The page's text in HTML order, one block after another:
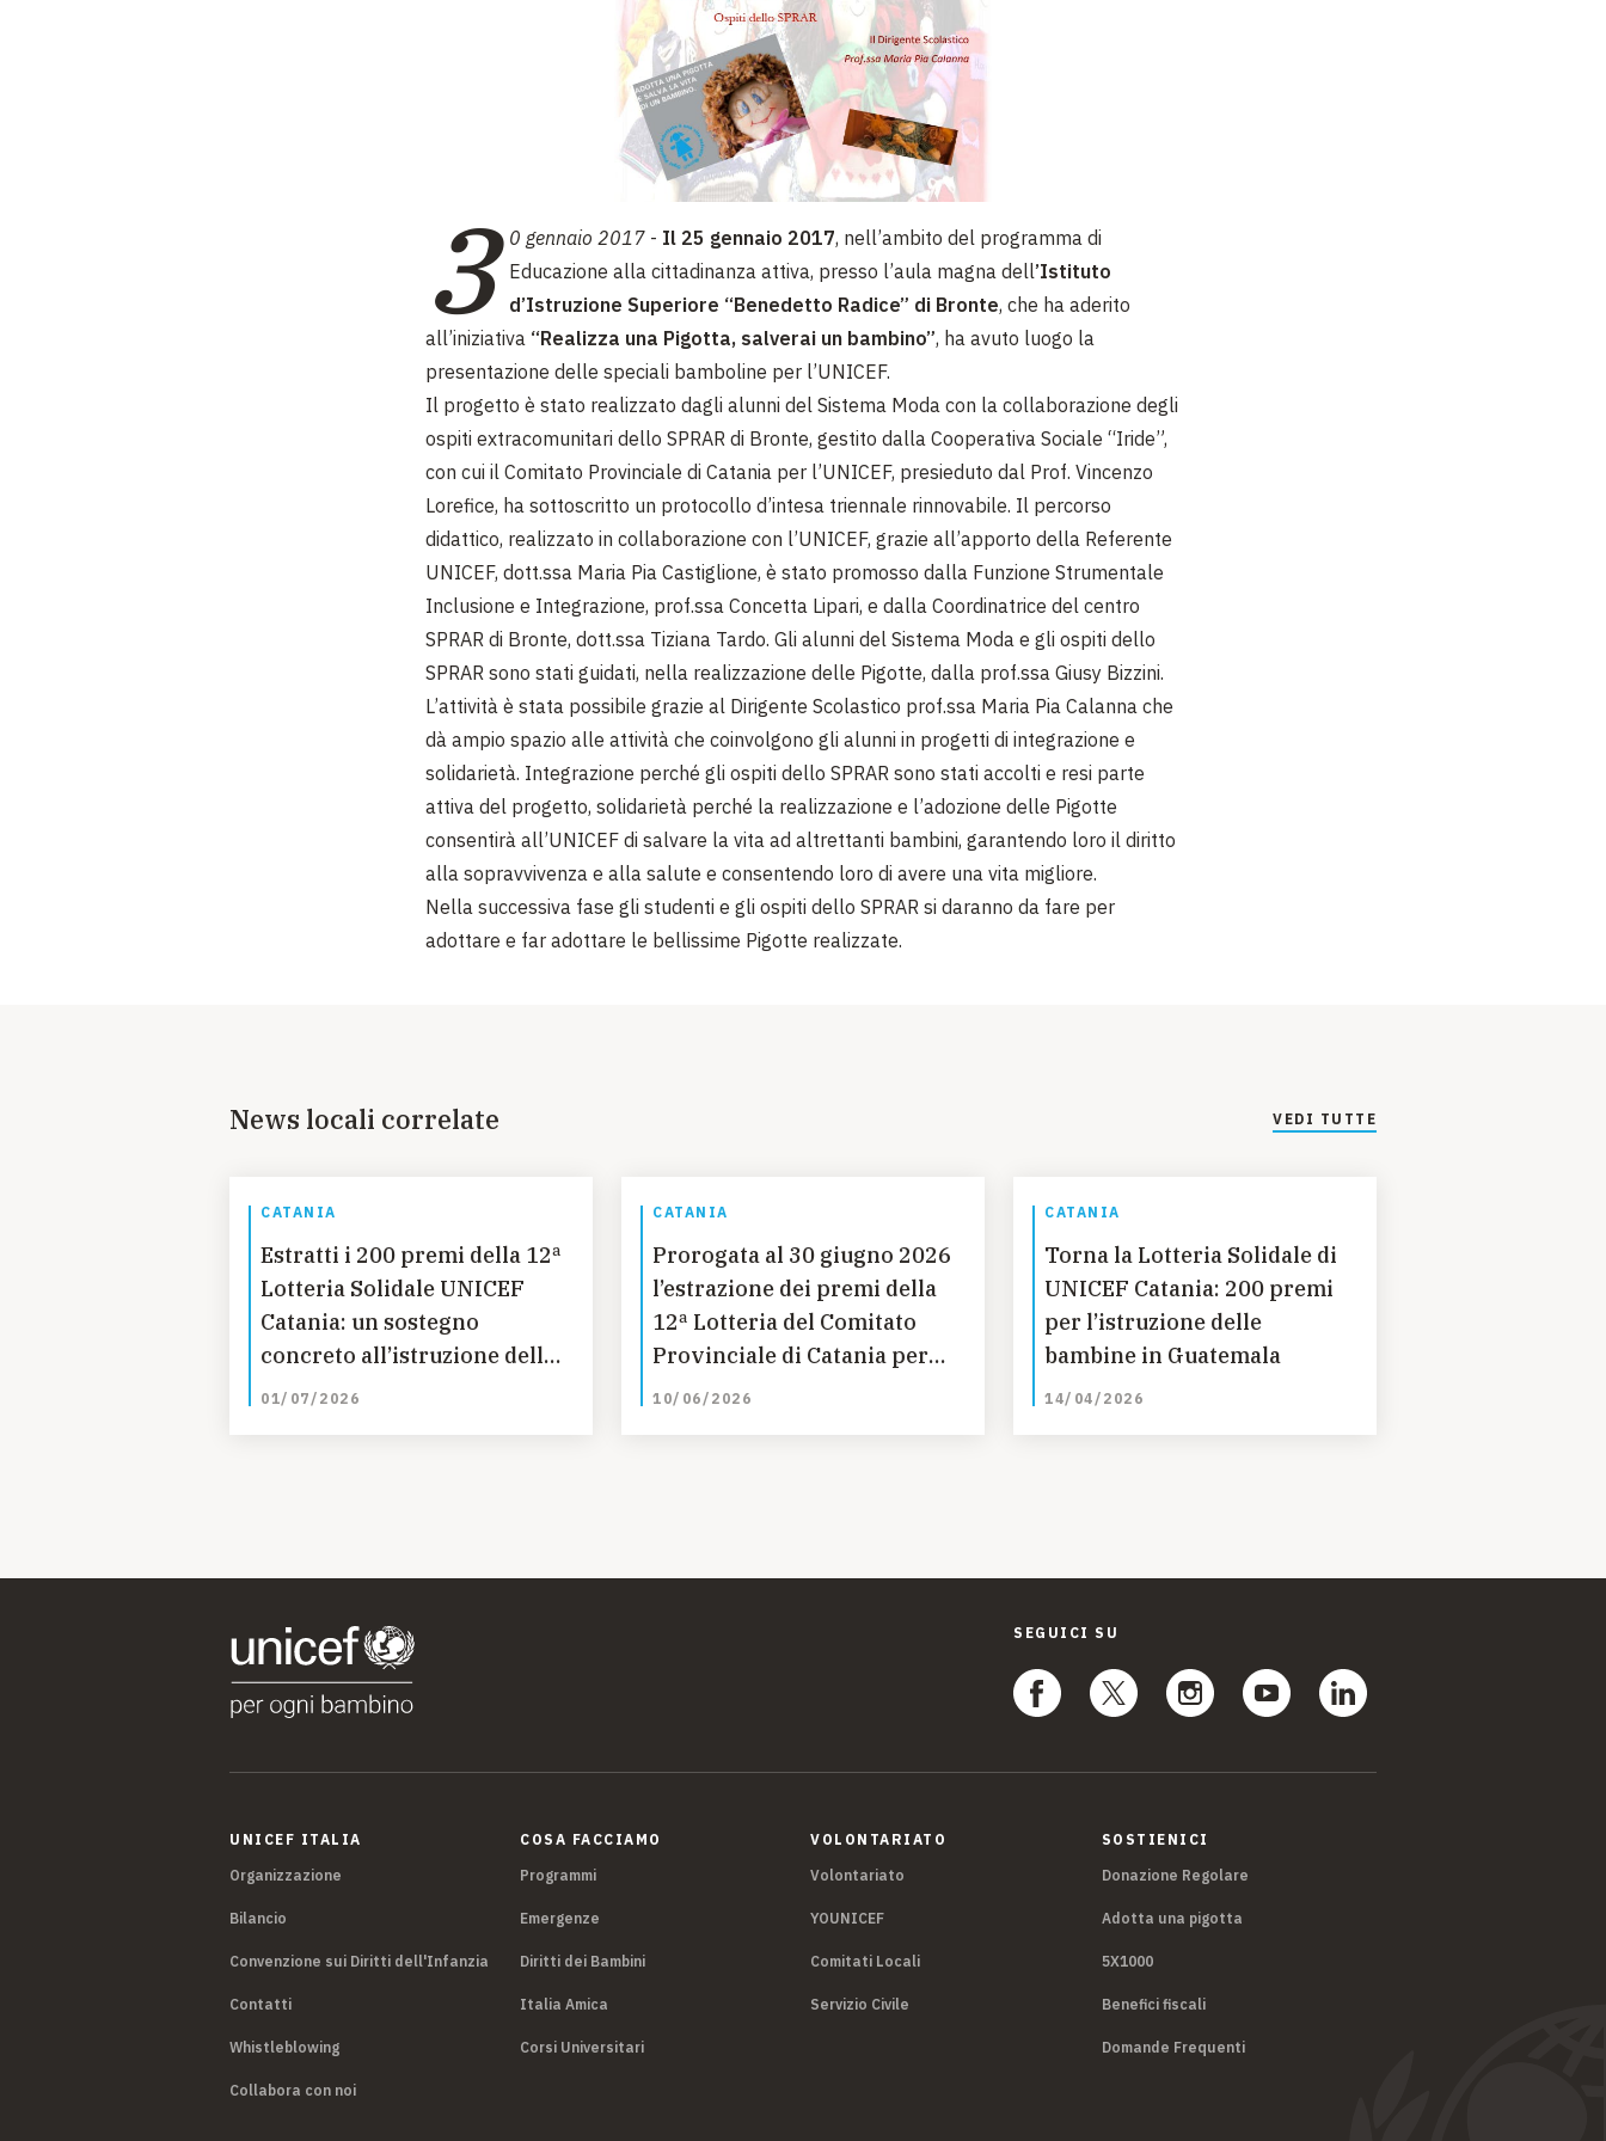
3 0 gennaio 2017 - Il 25 gennaio 2017, nell’ambito del programma di
Educazione alla cittadinanza attiva, presso l’aula magna dell’Istituto
d’Istruzione Superiore “Benedetto Radice” di Bronte, che ha aderito
all’iniziativa “Realizza una Pigotta, salverai un bambino”, ha avuto luogo la
presentazione delle speciali bamboline per l’UNICEF.
Il progetto è stato realizzato dagli alunni del Sistema Moda con la collaborazione degli
ospiti extracomunitari dello SPRAR di Bronte, gestito dalla Cooperativa Sociale “Iride”,
con cui il Comitato Provinciale di Catania per l’UNICEF, presieduto dal Prof. Vincenzo
Lorefice, ha sottoscritto un protocollo d’intesa triennale rinnovabile. Il percorso
didattico, realizzato in collaborazione con l’UNICEF, grazie all’apporto della Referente
UNICEF, dott.ssa Maria Pia Castiglione, è stato promosso dalla Funzione Strumentale
Inclusione e Integrazione, prof.ssa Concetta Lipari, e dalla Coordinatrice del centro
SPRAR di Bronte, dott.ssa Tiziana Tardo. Gli alunni del Sistema Moda e gli ospiti dello
SPRAR sono stati guidati, nella realizzazione delle Pigotte, dalla prof.ssa Giusy Bizzini.
L’attività è stata possibile grazie al Dirigente Scolastico prof.ssa Maria Pia Calanna che
dà ampio spazio alle attività che coinvolgono gli alunni in progetti di integrazione e
solidarietà. Integrazione perché gli ospiti dello SPRAR sono stati accolti e resi parte
attiva del progetto, solidarietà perché la realizzazione e l’adozione delle Pigotte
consentirà all’UNICEF di salvare la vita ad altrettanti bambini, garantendo loro il diritto
alla sopravvivenza e alla salute e consentendo loro di avere una vita migliore.
Nella successiva fase gli studenti e gli ospiti dello SPRAR si daranno da fare per
adottare e far adottare le bellissime Pigotte realizzate.
News locali correlate VEDI TUTTE
CATANIA
Estratti i 200 premi della 12ª
Lotteria Solidale UNICEF
Catania: un sostegno
concreto all’istruzione delle
bambine in Guatemala
01/07/2026
CATANIA
Prorogata al 30 giugno 2026
l’estrazione dei premi della
12ª Lotteria del Comitato
Provinciale di Catania per
l’UNICEF a sostegno della
10/06/2026
CATANIA
Torna la Lotteria Solidale di
UNICEF Catania: 200 premi
per l’istruzione delle
bambine in Guatemala
14/04/2026
SEGUICI SU
UNICEF ITALIA
Organizzazione
Bilancio
Convenzione sui Diritti dell'Infanzia
Contatti
Whistleblowing
Collabora con noi
COSA FACCIAMO
Programmi
Emergenze
Diritti dei Bambini
Italia Amica
Corsi Universitari
VOLONTARIATO
Volontariato
YOUNICEF
Comitati Locali
Servizio Civile
SOSTIENICI
Donazione Regolare
Adotta una pigotta
5X1000
Benefici fiscali
Domande Frequenti